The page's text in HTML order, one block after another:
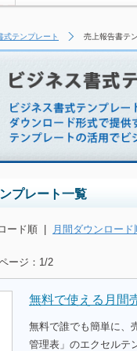
式テンプレート 売上報告書テ
プレート一覧
ード順 | 月間ダウンロード
ージ：1/2
無料で使える月間
無料で誰でも簡単に、
管理表」のエクセルテ